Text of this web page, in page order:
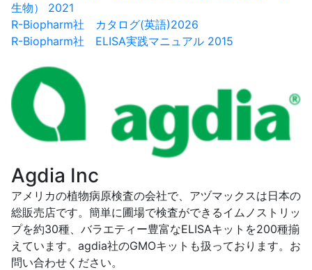
生物） 2021
R-Biopharm社 カタログ(英語)2026
R-Biopharm社 ELISA実践マニュアル 2015
Agdia Inc
アメリカの植物病原検査の会社で、アヅマックスは日本の
総販売店です。簡単に圃場で検査ができるイムノストリッ
プを約30種、バラエティー豊富なELISAキットを200種揃
えています。agdia社のGMOキットも扱っております。お
問い合わせください。